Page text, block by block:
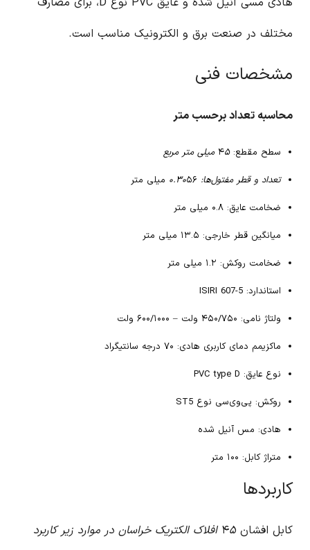
مختلف در صنعت برق و الکترونیک مناسب است.
مشخصات فنی
محاسبه تعداد برحسب متر
سطح مقطع: ۴۵ میلی متر مربع
تعداد و قطر مفتول‌ها: ۰.۳۰ ۵۶ میلی متر
ضخامت عایق: ۰.۸ میلی متر
میانگین قطر خارجی: ۱۳.۵ میلی متر
ضخامت روکش: ۱.۲ میلی متر
استاندارد: ISIRI 607-5
ولتاژ نامی: ۴۵۰/۷۵۰ ولت – ۶۰۰/۱۰۰۰ ولت
ماکزیمم دمای کاربری هادی: ۷۰ درجه سانتیگراد
نوع عایق: PVC type D
روکش: پی‌وی‌سی نوع ST5
هادی: مس آنیل شده
متراژ کابل: ۱۰۰ متر
کاربردها
کابل افشان ۴ ۵ افلاک الکتریک خراسان در موارد زیر کاربرد